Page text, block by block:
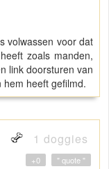
volwassen voor dat
zoals manden,
link doorsturen van
heeft gefilmd.
1 doggies
" quote "
+0